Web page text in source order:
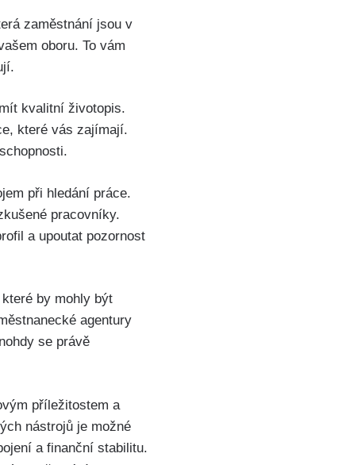
zaměstnání jsou v
oboru. To vám
kvalitní životopis.
které vás zajímají.
při hledání práce.
pracovníky.
a upoutat pozornost
by mohly být
agentury
se právě
příležitostem a
nástrojů je možné
a finanční stabilitu.